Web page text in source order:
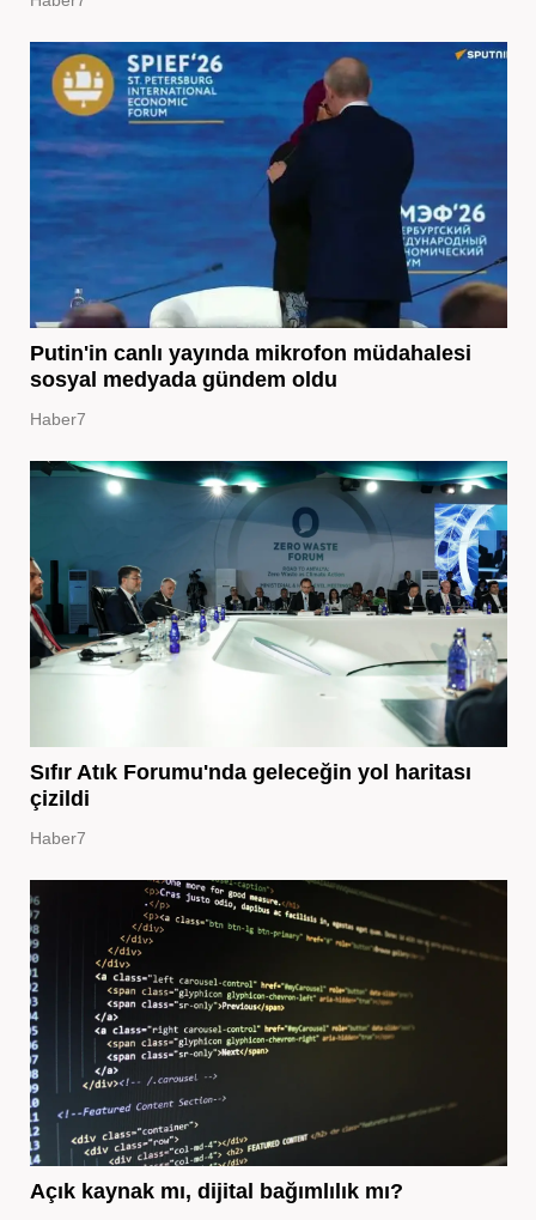
Putin'in canlı yayında mikrofon müdahalesi
sosyal medyada gündem oldu
Haber7
Sıfır Atık Forumu'nda geleceğin yol haritası
çizildi
Haber7
Açık kaynak mı, dijital bağımlılık mı?